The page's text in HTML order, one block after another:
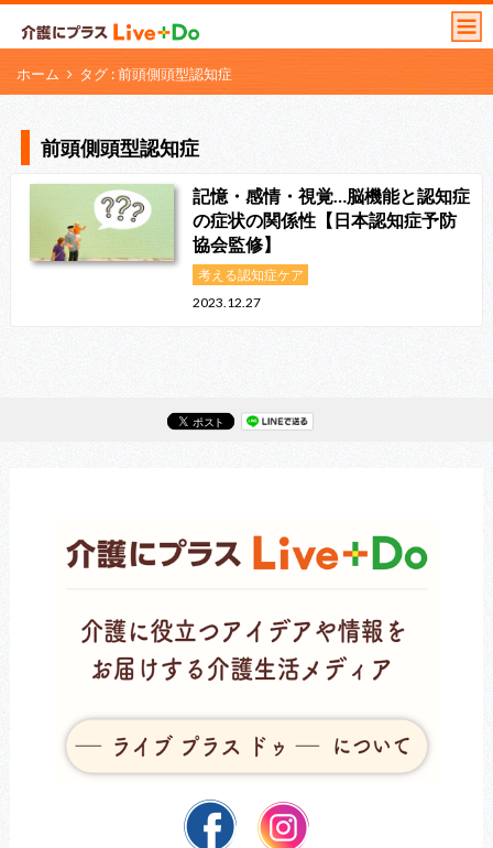
ホーム タグ : 前頭側頭型認知症
前頭側頭型認知症
記憶・感情・視覚…脳機能と認知症
の症状の関係性【日本認知症予防
協会監修】
考える認知症ケア
2023.12.27